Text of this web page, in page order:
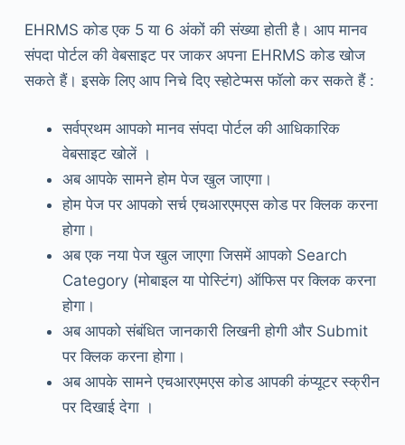
EHRMS कोड एक 5 या 6 अंकों की संख्या होती है। आप मानव
संपदा पोर्टल की वेबसाइट पर जाकर अपना EHRMS कोड खोज
सकते हैं। इसके लिए आप निचे दिए स्होटेप्मस फॉलो कर सकते हैं :
सर्वप्रथम आपको मानव संपदा पोर्टल की आधिकारिक
वेबसाइट खोलें ।
अब आपके सामने होम पेज खुल जाएगा।
होम पेज पर आपको सर्च एचआरएमएस कोड पर क्लिक करना
होगा।
अब एक नया पेज खुल जाएगा जिसमें आपको Search
Category (मोबाइल या पोस्टिंग) ऑफिस पर क्लिक करना
होगा।
अब आपको संबंधित जानकारी लिखनी होगी और Submit
पर क्लिक करना होगा।
अब आपके सामने एचआरएमएस कोड आपकी कंप्यूटर स्क्रीन
पर दिखाई देगा ।